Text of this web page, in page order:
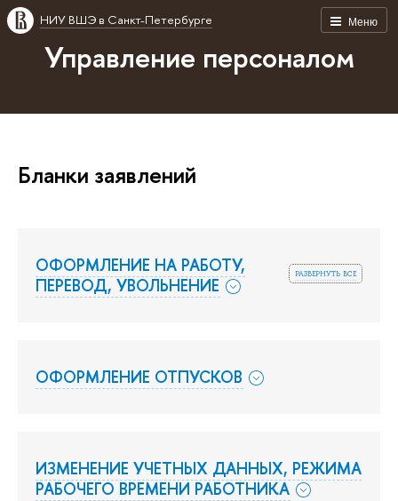
Меню
НИУ ВШЭ в Санкт-Петербурге
Управление персоналом
Бланки заявлений
развернуть все
ОФОРМЛЕНИЕ НА РАБОТУ,
ПЕРЕВОД, УВОЛЬНЕНИЕ
ОФОРМЛЕНИЕ ОТПУСКОВ
ИЗМЕНЕНИЕ УЧЕТНЫХ ДАННЫХ, РЕЖИМА
РАБОЧЕГО ВРЕМЕНИ РАБОТНИКА